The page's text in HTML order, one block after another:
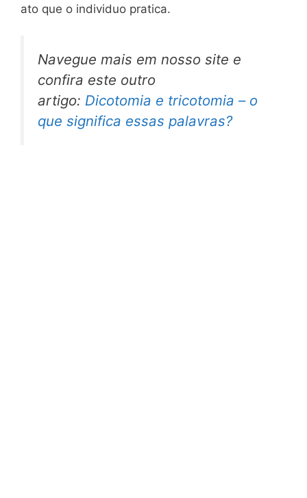
ato que o individuo pratica.
Navegue mais em nosso site e
confira este outro
artigo: Dicotomia e tricotomia – o
que significa essas palavras?